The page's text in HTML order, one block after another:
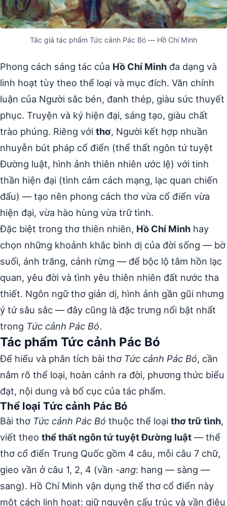
Tác giả tác phẩm Tức cảnh Pác Bó — Hồ Chí Minh
Phong cách sáng tác của Hồ Chí Minh đa dạng và
linh hoạt tùy theo thể loại và mục đích. Văn chính
luận của Người sắc bén, đanh thép, giàu sức thuyết
phục. Truyện và ký hiện đại, sáng tạo, giàu chất
trào phúng. Riêng với thơ, Người kết hợp nhuần
nhuyễn bút pháp cổ điển (thể thất ngôn tứ tuyệt
Đường luật, hình ảnh thiên nhiên ước lệ) với tinh
thần hiện đại (tình cảm cách mạng, lạc quan chiến
đấu) — tạo nên phong cách thơ vừa cổ điển vừa
hiện đại, vừa hào hùng vừa trữ tình.
Đặc biệt trong thơ thiên nhiên, Hồ Chí Minh hay
chọn những khoảnh khắc bình dị của đời sống — bờ
suối, ánh trăng, cảnh rừng — để bộc lộ tâm hồn lạc
quan, yêu đời và tình yêu thiên nhiên đất nước tha
thiết. Ngôn ngữ thơ giản dị, hình ảnh gần gũi nhưng
ý tứ sâu sắc — đây cũng là đặc trưng nổi bật nhất
trong Tức cảnh Pác Bó.
Tác phẩm Tức cảnh Pác Bó
Để hiểu và phân tích bài thơ Tức cảnh Pác Bó, cần
nắm rõ thể loại, hoàn cảnh ra đời, phương thức biểu
đạt, nội dung và bố cục của tác phẩm.
Thể loại Tức cảnh Pác Bó
Bài thơ Tức cảnh Pác Bó thuộc thể loại thơ trữ tình,
viết theo thể thất ngôn tứ tuyệt Đường luật — thể
thơ cổ điển Trung Quốc gồm 4 câu, mỗi câu 7 chữ,
gieo vần ở câu 1, 2, 4 (vần -ang: hang — sàng —
sang). Hồ Chí Minh vận dụng thể thơ cổ điển này
một cách linh hoạt: giữ nguyên cấu trúc và vần điệu